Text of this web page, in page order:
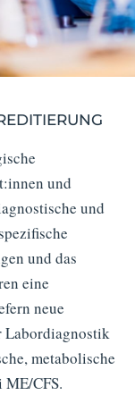
und
und
und das
eine
neue
Labordiagnostik
metabolische
CFS.